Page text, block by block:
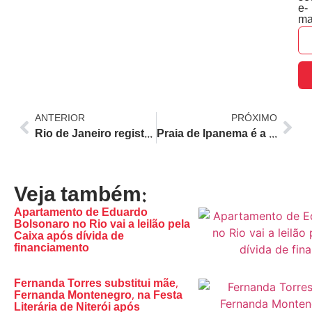
e-
ANTERIOR
Rio de Janeiro registra mais que o dobro de buscas por hospedagem após confirmação de show de Shakira em maio
PRÓXIMO
Praia de Ipanema é a única brasileira no Prêmio Travellers’ Choice da Tripadvisor em 2024
Veja também:
Apartamento de Eduardo
Bolsonaro no Rio vai a leilão pela
Caixa após dívida de
financiamento
Fernanda Torres substitui mãe,
Fernanda Montenegro, na Festa
Literária de Niterói após